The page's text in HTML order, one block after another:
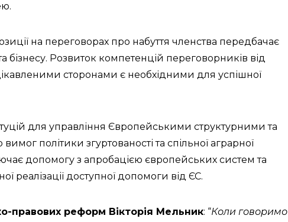
на переговорах про набуття членства передбачає
бізнесу. Розвиток компетенцій переговорників від
сторонами є необхідними для успішної
для управління Європейськими структурними та
політики згуртованості та спільної аграрної
допомогу з апробацією європейських систем та
реалізації доступної допомоги від ЄС.
правових реформ Вікторія Мельник: “Коли говоримо